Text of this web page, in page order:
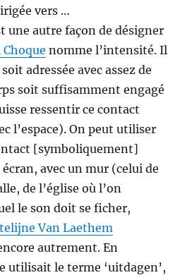
vers …
une autre façon de désigner
nomme l’intensité. Il
adressée avec assez de
soit suffisamment engagé
ressentir ce contact
l’espace). On peut utiliser
[symboliquement]
avec un mur (celui de
de l’église où l’on
le son doit se ficher,
Van Laethem
autrement. En
utilisait le terme ‘uitdagen’,